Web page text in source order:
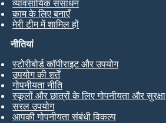
व्यावसायिक संसाधन
काम के लिए बनाएँ
मेरी टीम में शामिल हों
नीतियां
स्टोरीबोर्ड कॉपीराइट और उपयोग
उपयोग की शर्तें
गोपनीयता नीति
स्कूलों और छात्रों के लिए गोपनीयता और सुरक्षा
सरल उपयोग
आपकी गोपनीयता संबंधी विकल्प